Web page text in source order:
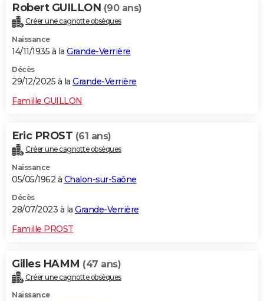
Robert GUILLON (90 ans)
Créer une cagnotte obsèques
Naissance
14/11/1935 à la Grande-Verrière
Décès
29/12/2025 à la Grande-Verrière
Famille GUILLON
Eric PROST (61 ans)
Créer une cagnotte obsèques
Naissance
05/05/1962 à Chalon-sur-Saône
Décès
28/07/2023 à la Grande-Verrière
Famille PROST
Gilles HAMM (47 ans)
Créer une cagnotte obsèques
Naissance